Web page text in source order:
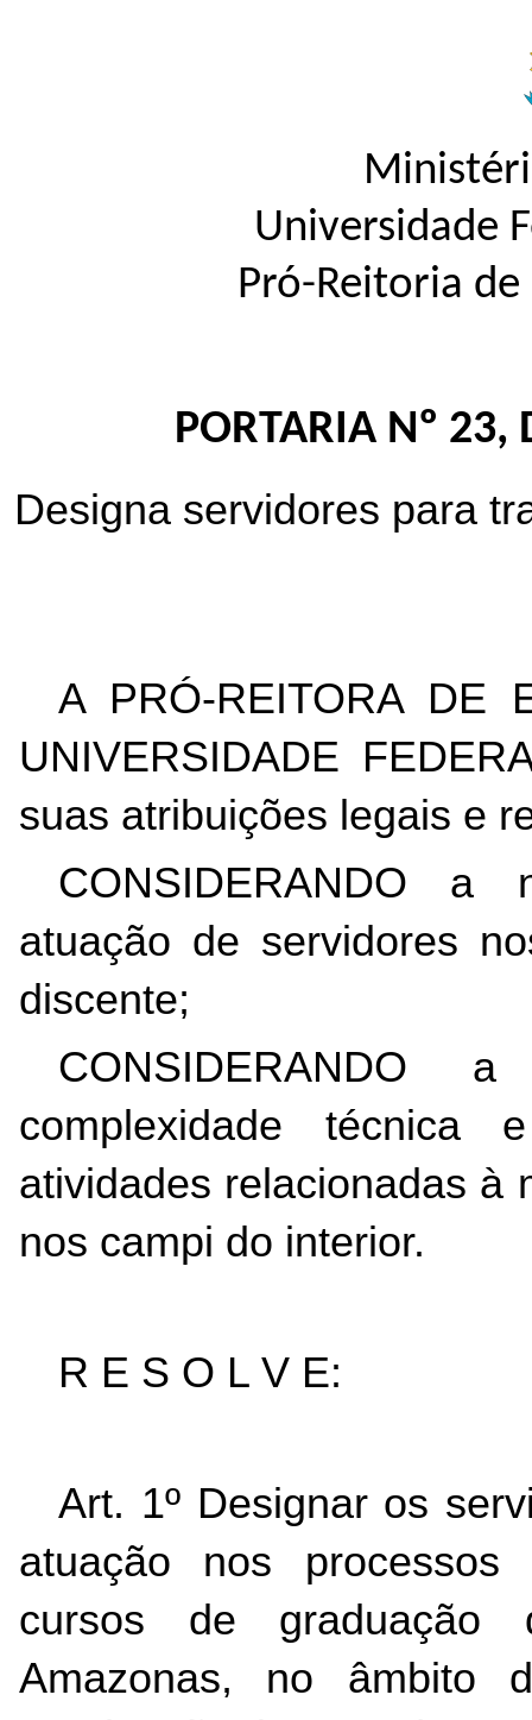
Universidade
Pró-Reitoria de
PORTARIA Nº 23,
Designa servidores para
A PRÓ-REITORA DE
UNIVERSIDADE
suas atribuições legais e
CONSIDERANDO a
atuação de servidores
discente;
CONSIDERANDO
complexidade técnica
atividades relacionadas à
nos campi do interior.
R E S O L V E:
Art. 1º Designar os
atuação nos
cursos de graduação
Amazonas, no âmbito